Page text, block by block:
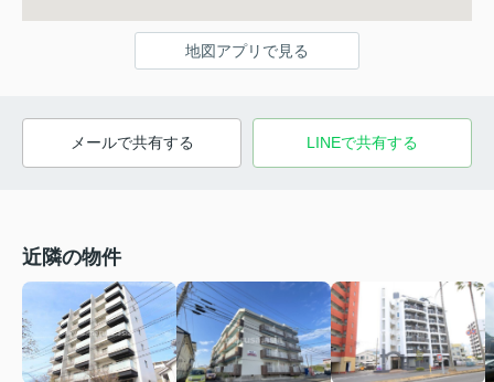
地図アプリで見る
メールで共有する LINEで共有する
近隣の物件